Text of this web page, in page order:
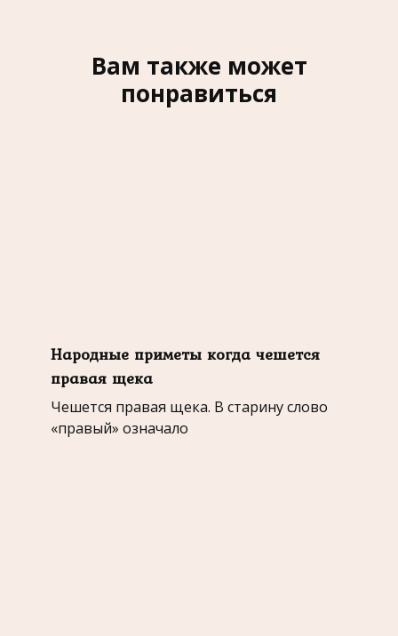
Вам также может
понравиться
Народные приметы когда чешется
правая щека
Чешется правая щека. В старину слово
«правый» означало